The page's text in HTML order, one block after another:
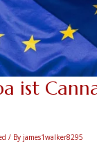
ist
/ By james1walker8295